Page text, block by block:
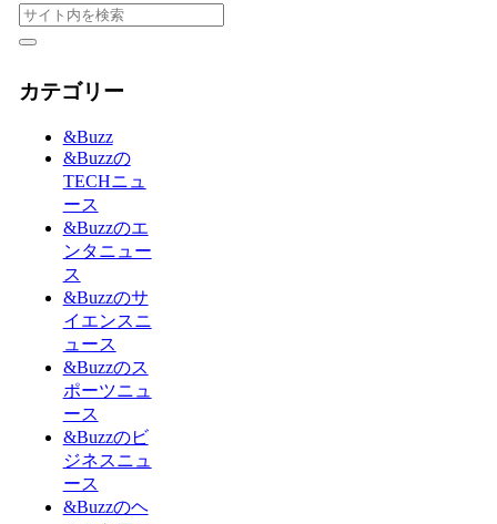
カテゴリー
&Buzz
&Buzzの
TECHニュ
ース
&Buzzのエ
ンタニュー
ス
&Buzzのサ
イエンスニ
ュース
&Buzzのス
ポーツニュ
ース
&Buzzのビ
ジネスニュ
ース
&Buzzのヘ